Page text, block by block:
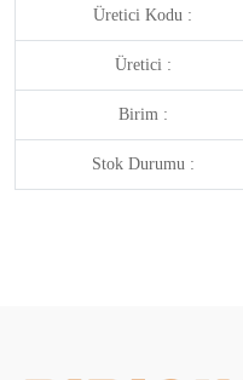
Üretici Kodu :
Üretici :
Birim :
Stok Durumu :